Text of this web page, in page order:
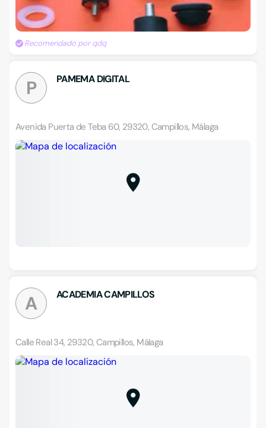
Recomendado por qdq
P PAMEMA DIGITAL
Avenida Puerta de Teba 60, 29320, Campillos, Málaga
A ACADEMIA CAMPILLOS
Calle Real 34, 29320, Campillos, Málaga